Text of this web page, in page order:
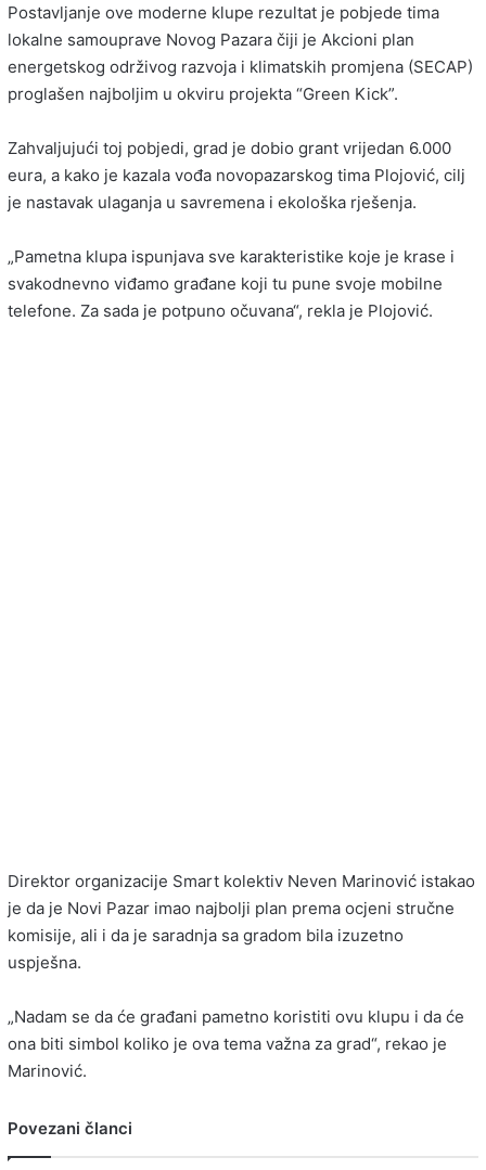
Postavljanje ove moderne klupe rezultat je pobjede tima
lokalne samouprave Novog Pazara čiji je Akcioni plan
energetskog održivog razvoja i klimatskih promjena (SECAP)
proglašen najboljim u okviru projekta “Green Kick”.
Zahvaljujući toj pobjedi, grad je dobio grant vrijedan 6.000
eura, a kako je kazala vođa novopazarskog tima Plojović, cilj
je nastavak ulaganja u savremena i ekološka rješenja.
„Pametna klupa ispunjava sve karakteristike koje je krase i
svakodnevno viđamo građane koji tu pune svoje mobilne
telefone. Za sada je potpuno očuvana“, rekla je Plojović.
Direktor organizacije Smart kolektiv Neven Marinović istakao
je da je Novi Pazar imao najbolji plan prema ocjeni stručne
komisije, ali i da je saradnja sa gradom bila izuzetno
uspješna.
„Nadam se da će građani pametno koristiti ovu klupu i da će
ona biti simbol koliko je ova tema važna za grad“, rekao je
Marinović.
Povezani članci